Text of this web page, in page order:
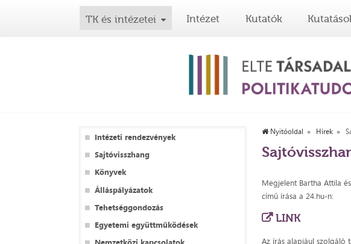
TK és intézetei Intézet Kutatók
Intézeti rendezvények
Sajtóvisszhang
Könyvek
Álláspályázatok
Tehetséggondozás
Egyetemi együttműködések
Nyitóoldal Hírek
Megjelent Bartha Attila
című írása a 24.hu-n:
LINK
Az írás alapjául szolgáló